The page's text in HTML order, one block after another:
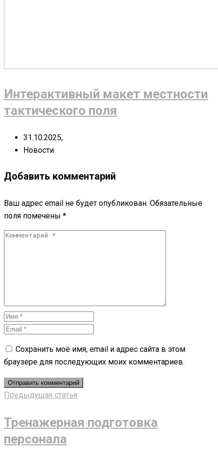
Интерактивный макет местности
тактического поля
31.10.2025,
Новости
Добавить комментарий
Ваш адрес email не будет опубликован. Обязательные
поля помечены *
Сохранить моё имя, email и адрес сайта в этом
браузере для последующих моих комментариев.
Предыдущая статья
Тренажерная подготовка
персонала